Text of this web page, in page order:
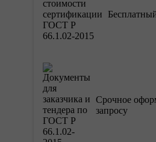
Срочное
запросу